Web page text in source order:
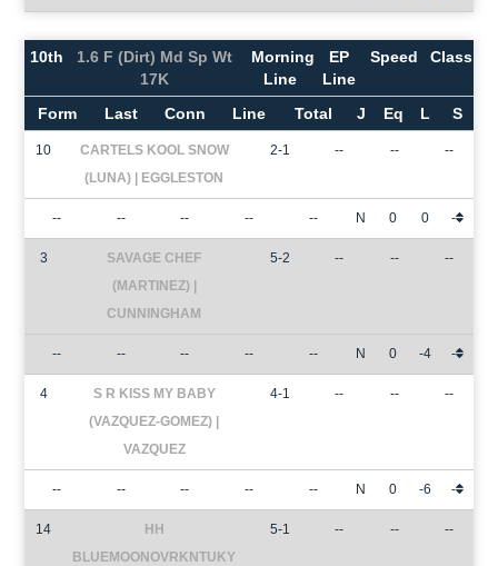
10th
1.6 F (Dirt) Md Sp Wt
17K
Morning
Line
EP
Line
Speed Class
Form Last Conn Line Total J Eq L S
10
CARTELS KOOL SNOW
(LUNA) | EGGLESTON
2-1 -- -- --
-- -- -- -- -- N 0 0 -
3
SAVAGE CHEF
(MARTINEZ) |
CUNNINGHAM
5-2 -- -- --
-- -- -- -- -- N 0 -4 -
4
S R KISS MY BABY
(VAZQUEZ-GOMEZ) |
VAZQUEZ
4-1 -- -- --
-- -- -- -- -- N 0 -6 -
14
HH
BLUEMOONOVRKNTUKY
5-1 -- -- --